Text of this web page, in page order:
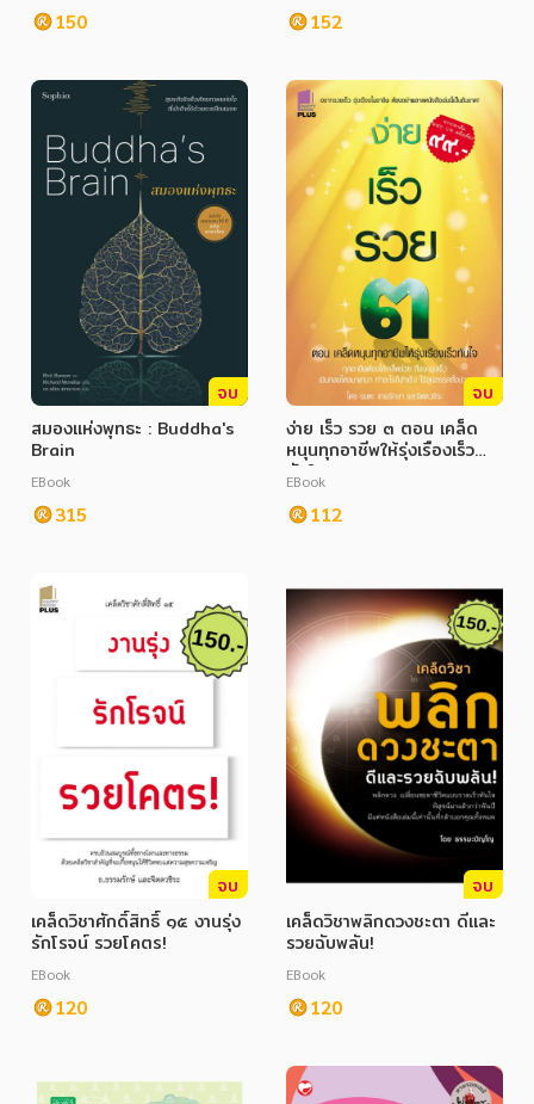
150 152
จบ
สมองแห่งพุทธะ : Buddha's
Brain
EBook
315
จบ
ง่าย เร็ว รวย ๓ ตอน เคล็ด
หนุนทุกอาชีพให้รุ่งเรืองเร็ว
ทันใจ
EBook
112
จบ
เคล็ดวิชาศักดิ์สิทธิ์ ๑๕ งานรุ่ง
รักโรจน์ รวยโคตร!
EBook
120
จบ
เคล็ดวิชาพลิกดวงชะตา ดีและ
รวยฉับพลัน!
EBook
120